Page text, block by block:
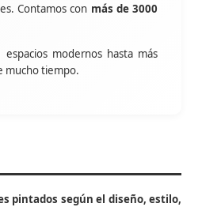
Contamos con más de 3000
modernos hasta más
mucho tiempo.
pintados según el diseño, estilo,